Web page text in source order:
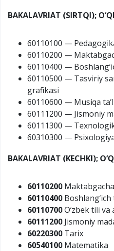
BAKALAVRIAT (SIRTQI);
60110100 —
60110200 —
60110400 —
60110500 — Tasviriy
grafikasi
60110600 — Musiqa
60111200 — Jismoniy
60111300 —
60310300 —
BAKALAVRIAT (KECHKI);
60110200
60110400 Boshlang‘ich
60110700O‘zbek tili
60111200 Jismoniy
60220300 Tarix
60540100 Matematika